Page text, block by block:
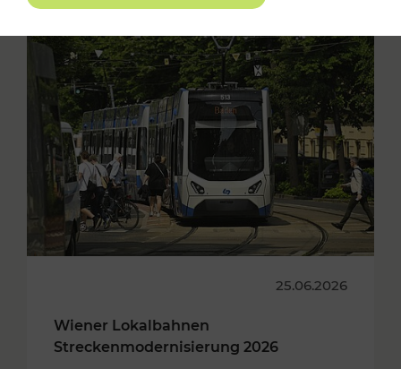
25.06.2026
Wiener Lokalbahnen
Streckenmodernisierung 2026